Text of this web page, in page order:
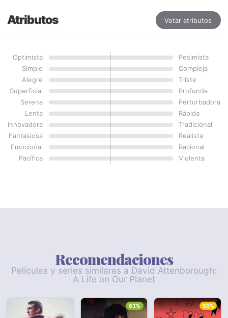
Atributos Votar atributos
Optimista
Pesimista
Simple
Compleja
Alegre
Triste
Superficial
Profunda
Serena
Perturbadora
Lenta
Rápida
Innovadora
Tradicional
Fantasiosa
Realista
Emocional
Racional
Pacífica
Violenta
Recomendaciones
Películas y series similares a David Attenborough:
A Life on Our Planet
63% 50%